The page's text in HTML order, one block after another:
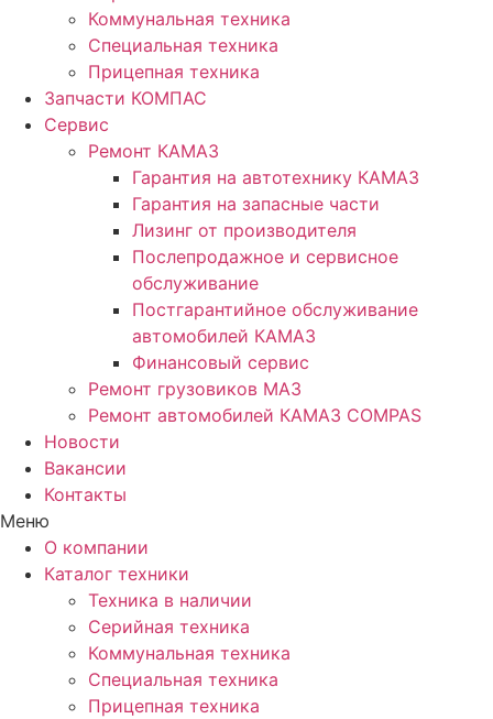
Коммунальная техника
Специальная техника
Прицепная техника
Запчасти КОМПАС
Сервис
Ремонт КАМАЗ
Гарантия на автотехнику КАМАЗ
Гарантия на запасные части
Лизинг от производителя
Послепродажное и сервисное
обслуживание
Постгарантийное обслуживание
автомобилей КАМАЗ
Финансовый сервис
Ремонт грузовиков МАЗ
Ремонт автомобилей КАМАЗ COMPAS
Новости
Вакансии
Контакты
Меню
О компании
Каталог техники
Техника в наличии
Серийная техника
Коммунальная техника
Специальная техника
Прицепная техника